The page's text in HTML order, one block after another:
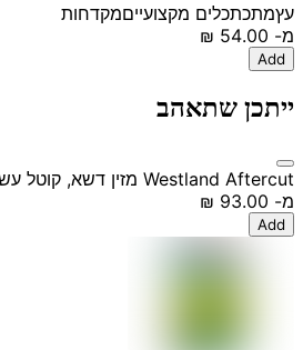
עץמתכתכלים מקצועייםמקדחות
מ-
Add
ייתכן שתאהב
Westland Aftercut מזין דשא, קוטל עשבים וטחב, 80 מ״ר
מ-
Add